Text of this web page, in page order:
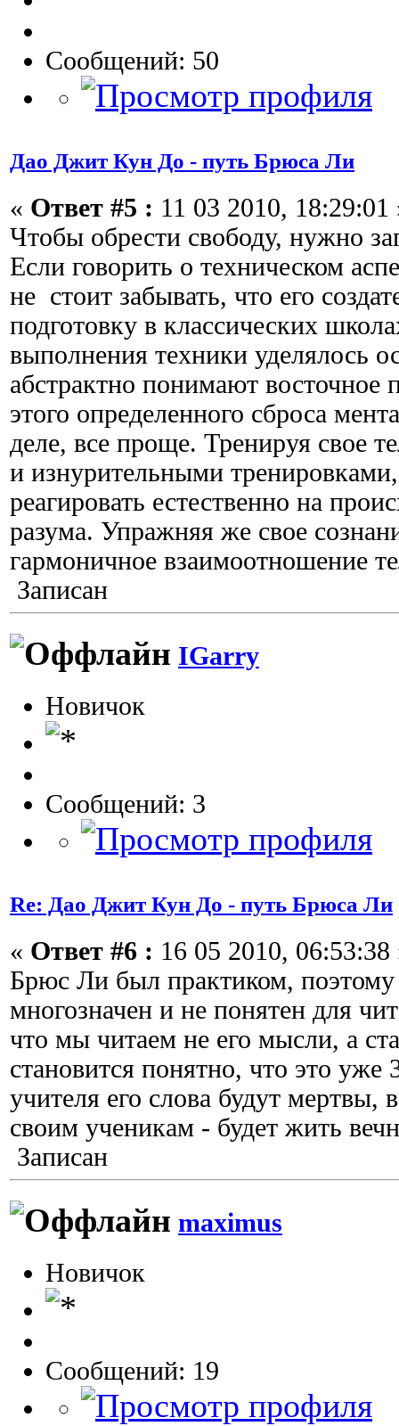
Сообщений: 50
Дао Джит Кун До - путь Брюса Ли
« Ответ #5 : 11 03 2010, 18:29:01
Чтобы обрести свободу, нужно
Если говорить о техническом
не стоит забывать, что его
подготовку в классических
выполнения техники уделялось
абстрактно понимают восточное
этого определенного сброса
деле, все проще. Тренируя свое
и изнурительными
реагировать естественно на
разума. Упражняя же свое
гармоничное взаимоотношение
Записан
IGarry
Новичок
Сообщений: 3
Re: Дао Джит Кун До - путь Брюса Ли
« Ответ #6 : 16 05 2010, 06:53:38
Брюс Ли был практиком, поэтому
многозначен и не понятен для
что мы читаем не его мысли, а
становится понятно, что это уже
учителя его слова будут мертвы,
своим ученикам - будет жить
Записан
maximus
Новичок
Сообщений: 19